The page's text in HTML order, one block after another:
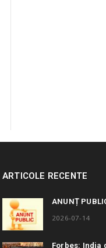
ARTICOLE RECENTE
ANUNȚ
2026-07-14
Forbes: India